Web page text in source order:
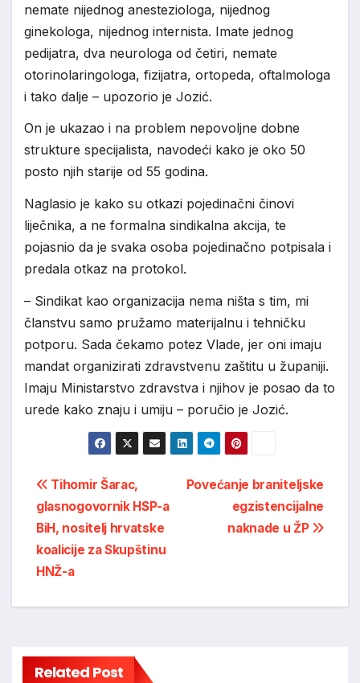
nemate nijednog anesteziologa, nijednog
ginekologa, nijednog internista. Imate jednog
pedijatra, dva neurologa od četiri, nemate
otorinolaringologa, fizijatra, ortopeda, oftalmologa
i tako dalje – upozorio je Jozić.
On je ukazao i na problem nepovoljne dobne
strukture specijalista, navodeći kako je oko 50
posto njih starije od 55 godina.
Naglasio je kako su otkazi pojedinačni činovi
liječnika, a ne formalna sindikalna akcija, te
pojasnio da je svaka osoba pojedinačno potpisala i
predala otkaz na protokol.
– Sindikat kao organizacija nema ništa s tim, mi
članstvu samo pružamo materijalnu i tehničku
potporu. Sada čekamo potez Vlade, jer oni imaju
mandat organizirati zdravstvenu zaštitu u županiji.
Imaju Ministarstvo zdravstva i njihov je posao da to
urede kako znaju i umiju – poručio je Jozić.
Post
navigation
Povećanje braniteljske
egzistencijalne
naknade u ŽP
Tihomir Šarac,
glasnogovornik HSP-a
BiH, nositelj hrvatske
koalicije za Skupštinu
HNŽ-a
Related Post